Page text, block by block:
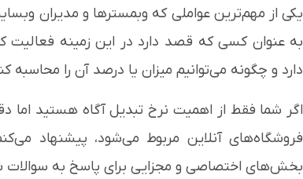
یکی از مهم‌ترین عواملی که وبمسترها و مدیران
به عنوان کسی که قصد دارد در این زمینه فعالیت
دارد و چگونه می‌توانیم میزان یا درصد آن را محاسبه
اگر شما فقط از اهمیت نرخ تبدیل آگاه هستید اما
فروشگاه‌های آنلاین مربوط می‌شود، پیشنهاد
بخش‌های اختصاصی و مجزایی برای پاسخ به سوالات